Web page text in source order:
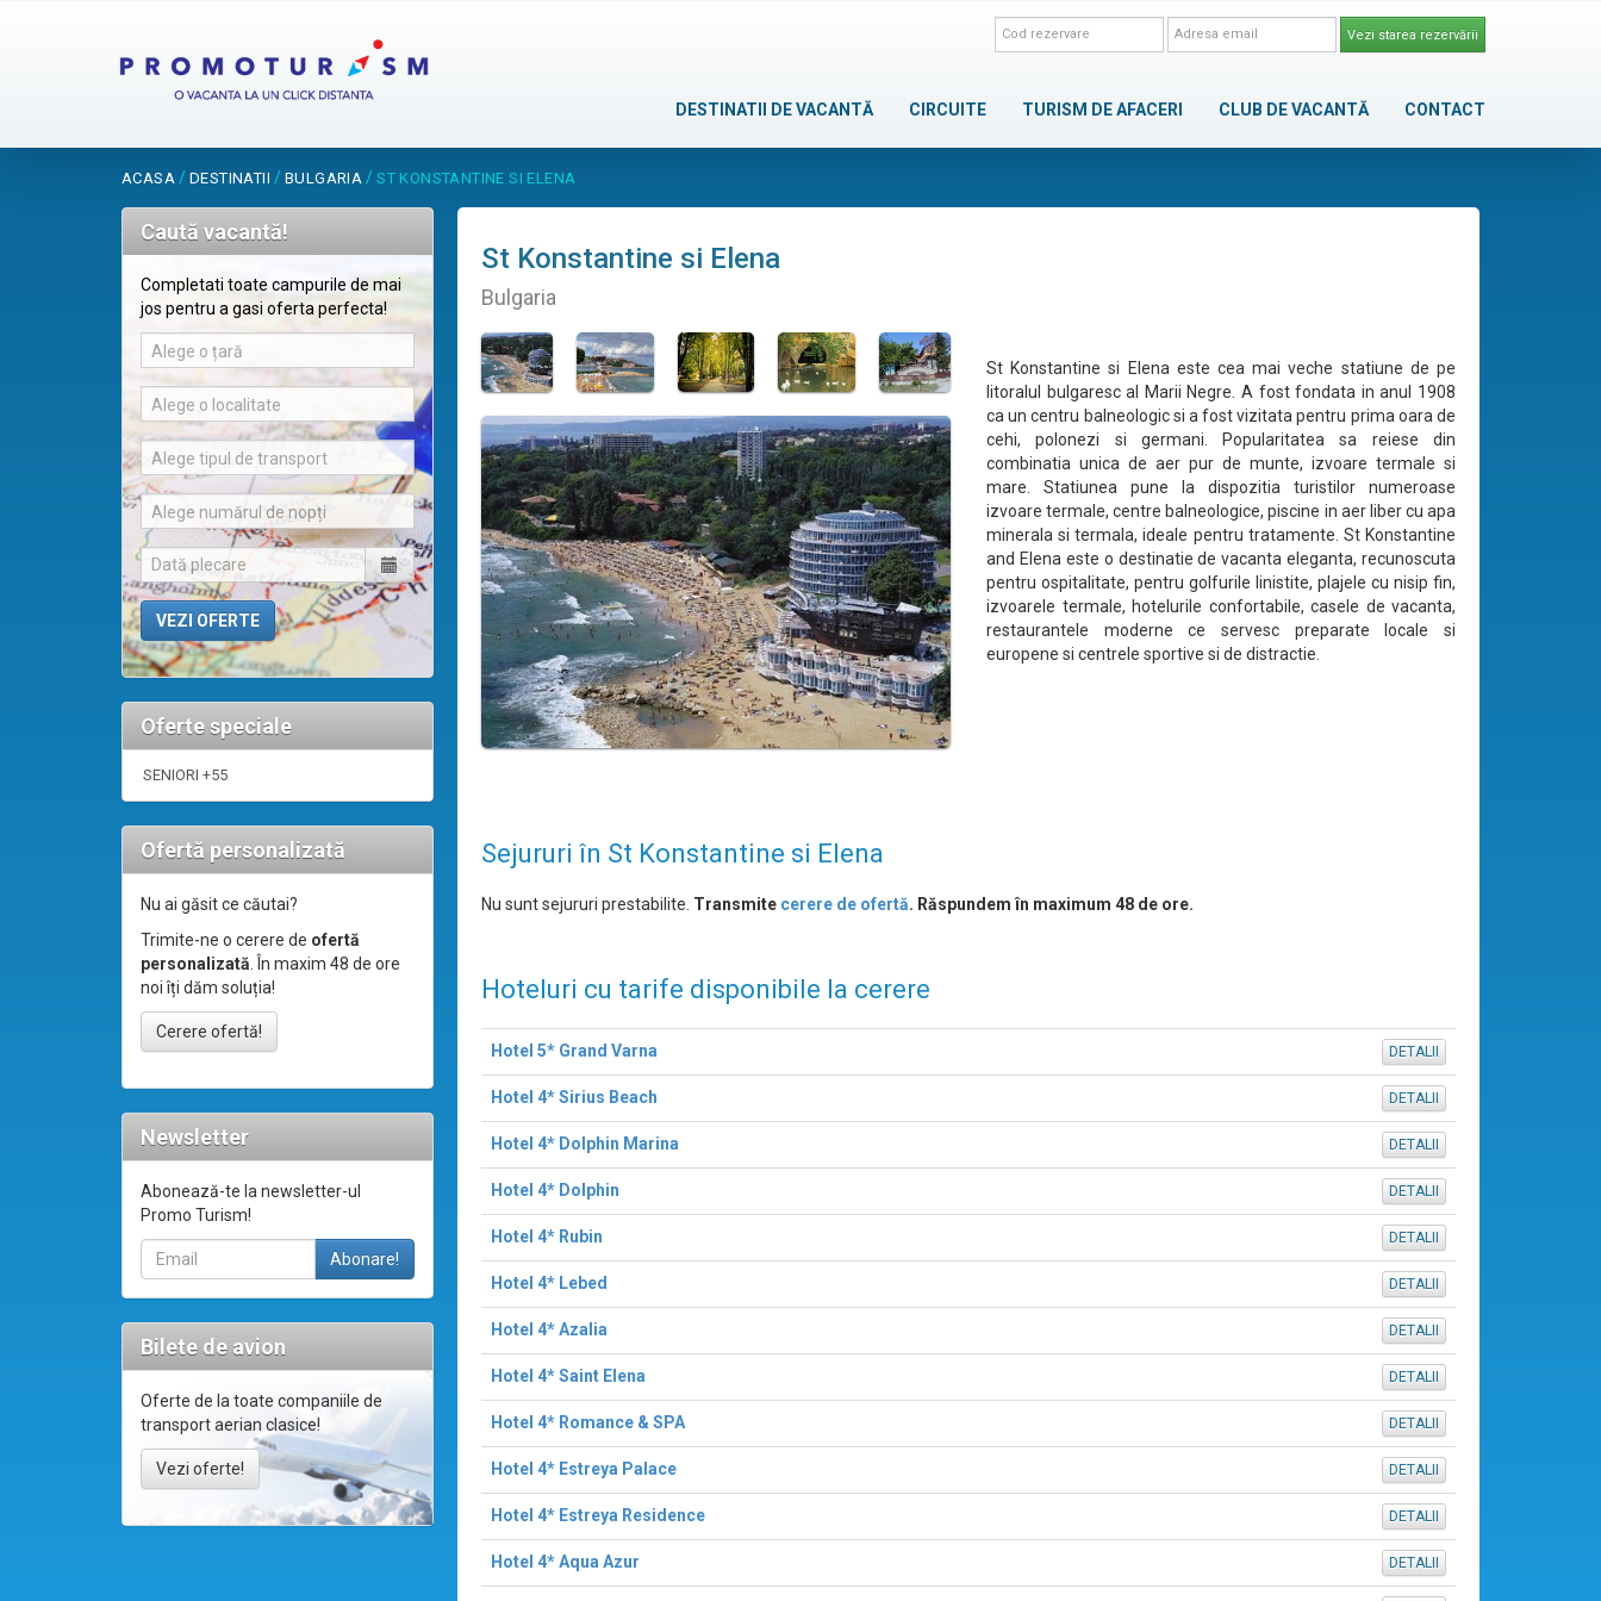
Vezi starea rezervării
DESTINATII DE VACANTĂ CIRCUITE TURISM DE AFACERI CLUB DE VACANTĂ CONTACT
ACASA / DESTINATII / BULGARIA /ST KONSTANTINE SI ELENA
Caută vacantă!
Completati toate campurile de mai
jos pentru a gasi oferta perfecta!
Alege o țară
Alege o localitate
Alege tipul de transport
Alege numărul de nopți
Oferte speciale
SENIORI +55
Ofertă personalizată
Nu ai găsit ce căutai?
Trimite-ne o cerere de ofertă
personalizată. În maxim 48 de ore
noi îți dăm soluția!
Cerere ofertă!
Newsletter
Abonează-te la newsletter-ul
Promo Turism!
Bilete de avion
Oferte de la toate companiile de
transport aerian clasice!
Vezi oferte!
St Konstantine si Elena
Bulgaria
St Konstantine si Elena este cea mai veche statiune de pe
litoralul bulgaresc al Marii Negre. A fost fondata in anul 1908
ca un centru balneologic si a fost vizitata pentru prima oara de
cehi, polonezi si germani. Popularitatea sa reiese din
combinatia unica de aer pur de munte, izvoare termale si
mare. Statiunea pune la dispozitia turistilor numeroase
izvoare termale, centre balneologice, piscine in aer liber cu apa
minerala si termala, ideale pentru tratamente. St Konstantine
and Elena este o destinatie de vacanta eleganta, recunoscuta
pentru ospitalitate, pentru golfurile linistite, plajele cu nisip fin,
izvoarele termale, hotelurile confortabile, casele de vacanta,
restaurantele moderne ce servesc preparate locale si
europene si centrele sportive si de distractie.
Sejururi în St Konstantine si Elena
Nu sunt sejururi prestabilite. Transmite cerere de ofertă. Răspundem în maximum 48 de ore.
Hoteluri cu tarife disponibile la cerere
Hotel 5* Grand Varna DETALII
Hotel 4* Sirius Beach DETALII
Hotel 4* Dolphin Marina DETALII
Hotel 4* Dolphin DETALII
Hotel 4* Rubin DETALII
Hotel 4* Lebed DETALII
Hotel 4* Azalia DETALII
Hotel 4* Saint Elena DETALII
Hotel 4* Romance & SPA DETALII
Hotel 4* Estreya Palace DETALII
Hotel 4* Estreya Residence DETALII
Hotel 4* Aqua Azur DETALII